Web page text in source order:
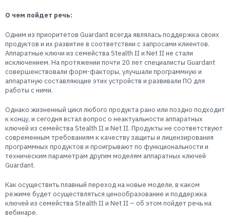
О чем пойдет речь:
Одним из приоритетов Guardant всегда являлась поддержка своих
продуктов и их развитие в соответствии с запросами клиентов.
Аппаратные ключи из семейства Stealth II и Net II не стали
исключением. На протяжении почти 20 лет специалисты Guardant
совершенствовали форм-факторы, улучшали программную и
аппаратную составляющие этих устройств и развивали ПО для
работы с ними.
Однако жизненный цикл любого продукта рано или поздно подходит
к концу, и сегодня встал вопрос о неактуальности аппаратных
ключей из семейства Stealth II и Net II. Продукты не соответствуют
современным требованиям к качеству защиты и лицензирования
программных продуктов и проигрывают по функциональности и
техническим параметрам другим моделям аппаратных ключей
Guardant.
Как осуществить плавный переход на новые модели, в каком
режиме будет осуществляться ценообразование и поддержка
ключей из семейства Stealth II и Net II – об этом пойдет речь на
вебинаре.